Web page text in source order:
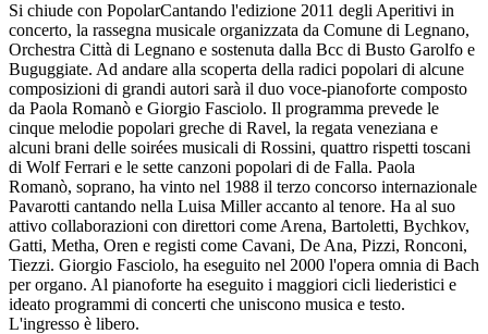
Si chiude con PopolarCantando l'edizione 2011 degli Aperitivi in
concerto, la rassegna musicale organizzata da Comune di Legnano,
Orchestra Città di Legnano e sostenuta dalla Bcc di Busto Garolfo e
Buguggiate. Ad andare alla scoperta della radici popolari di alcune
composizioni di grandi autori sarà il duo voce-pianoforte composto
da Paola Romanò e Giorgio Fasciolo. Il programma prevede le
cinque melodie popolari greche di Ravel, la regata veneziana e
alcuni brani delle soirées musicali di Rossini, quattro rispetti toscani
di Wolf Ferrari e le sette canzoni popolari di de Falla. Paola
Romanò, soprano, ha vinto nel 1988 il terzo concorso internazionale
Pavarotti cantando nella Luisa Miller accanto al tenore. Ha al suo
attivo collaborazioni con direttori come Arena, Bartoletti, Bychkov,
Gatti, Metha, Oren e registi come Cavani, De Ana, Pizzi, Ronconi,
Tiezzi. Giorgio Fasciolo, ha eseguito nel 2000 l'opera omnia di Bach
per organo. Al pianoforte ha eseguito i maggiori cicli liederistici e
ideato programmi di concerti che uniscono musica e testo.
L'ingresso è libero.